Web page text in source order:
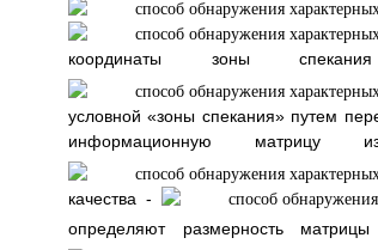
координаты зоны
условной «зоны спекания» путем
информационную
качества -
определяют размерность